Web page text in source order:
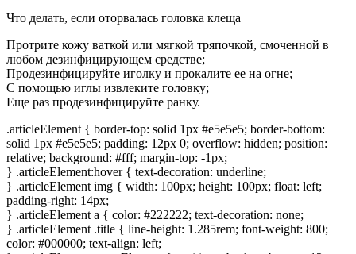
Что делать, если оторвалась головка клеща
Протрите кожу ваткой или мягкой тряпочкой, смоченной в
любом дезинфицирующем средстве;
Продезинфицируйте иголку и прокалите ее на огне;
С помощью иглы извлеките головку;
Еще раз продезинфицируйте ранку.
.articleElement { border-top: solid 1px #e5e5e5; border-bottom:
solid 1px #e5e5e5; padding: 12px 0; overflow: hidden; position:
relative; background: #fff; margin-top: -1px;
} .articleElement:hover { text-decoration: underline;
} .articleElement img { width: 100px; height: 100px; float: left;
padding-right: 14px;
} .articleElement a { color: #222222; text-decoration: none;
} .articleElement .title { line-height: 1.285rem; font-weight: 800;
color: #000000; text-align: left;